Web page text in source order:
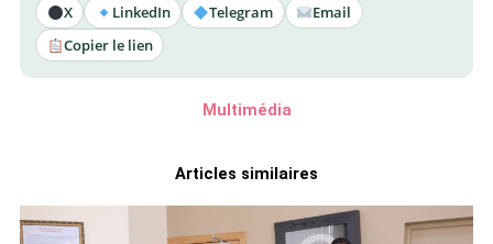
X
LinkedIn Telegram
Email
Copier le lien
Multimédia
Articles similaires